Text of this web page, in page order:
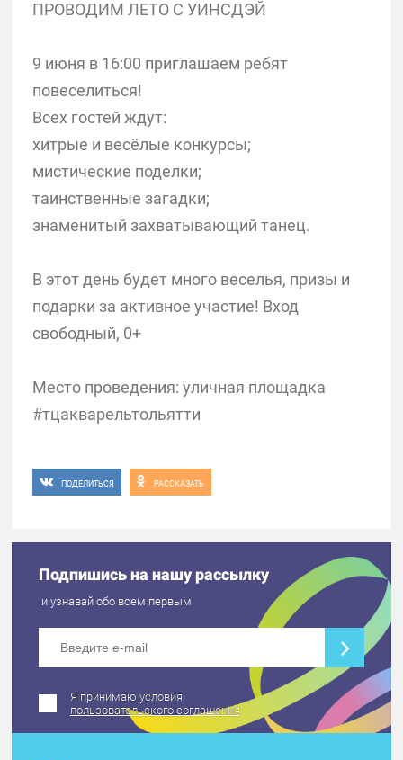
ПРОВОДИМ ЛЕТО С УИНСДЭЙ
9 июня в 16:00 приглашаем ребят
повеселиться!
Всех гостей ждут:
хитрые и весёлые конкурсы;
мистические поделки;
таинственные загадки;
знаменитый захватывающий танец.
В этот день будет много веселья, призы и
подарки за активное участие! Вход
свободный, 0+
Место проведения: уличная площадка
#тцакварельтольятти
ПОДЕЛИТЬСЯ РАССКАЗАТЬ
Подпишись на нашу рассылку
и узнавай обо всем первым
Я принимаю условия
пользовательского соглашения